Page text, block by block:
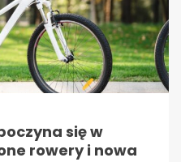
się w
rowery i nowa